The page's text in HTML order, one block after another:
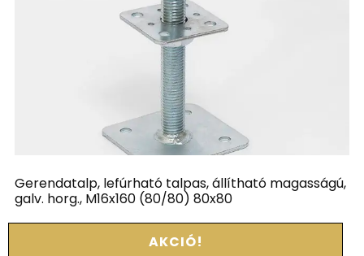
Gerendatalp, lefúrható talpas, állítható magasságú,
galv. horg., M16x160 (80/80) 80x80
AKCIÓ!